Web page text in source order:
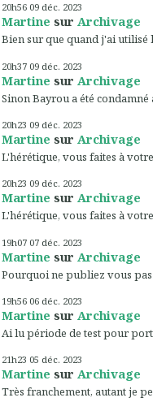
20h56 09 déc. 2023
Martine sur Archivage
Bien sur que quand j'ai utilisé
20h37 09 déc. 2023
Martine sur Archivage
Sinon Bayrou a été condamné
20h23 09 déc. 2023
Martine sur Archivage
L'hérétique, vous faites à
20h23 09 déc. 2023
Martine sur Archivage
L'hérétique, vous faites à
19h07 07 déc. 2023
Martine sur Archivage
Pourquoi ne publiez vous
19h56 06 déc. 2023
Martine sur Archivage
Ai lu période de test pour
21h23 05 déc. 2023
Martine sur Archivage
Très franchement, autant je